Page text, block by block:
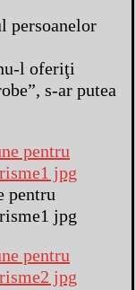
persoanelor
l oferiţi
s-ar putea
pentru
jpg